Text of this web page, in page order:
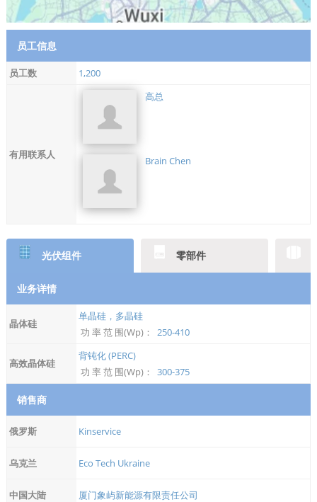
员工信息
员工数 1,200
有用联系人
高总
Brain Chen
光伏组件 零部件
业务详情
晶体硅
单晶硅，多晶硅
功 率 范 围(Wp)：
250-410
高效晶体硅
背钝化 (PERC)
功 率 范 围(Wp)：
300-375
销售商
俄罗斯 Kinservice
乌克兰 Eco Tech Ukraine
中国大陆 厦门象屿新能源有限责任公司